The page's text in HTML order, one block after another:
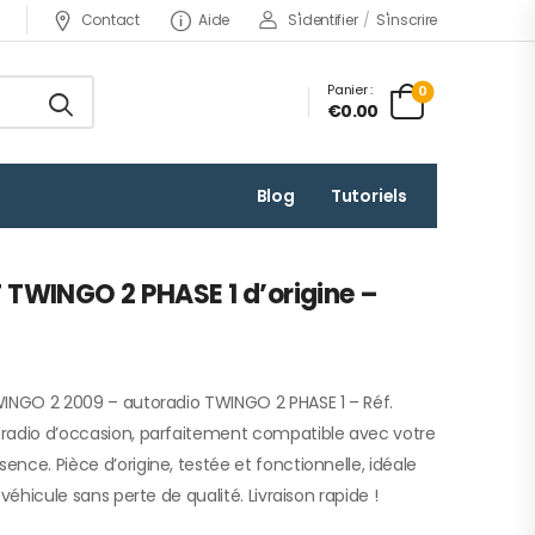
Contact Aide S'identifier / S'inscrire
Panier :
€0.00
0
Blog
Tutoriels
2 PHASE 1 d’origine –
2 2009 – autoradio TWINGO 2 PHASE 1 – Réf.
d’occasion, parfaitement compatible avec votre
Pièce d’origine, testée et fonctionnelle, idéale
sans perte de qualité. Livraison rapide !